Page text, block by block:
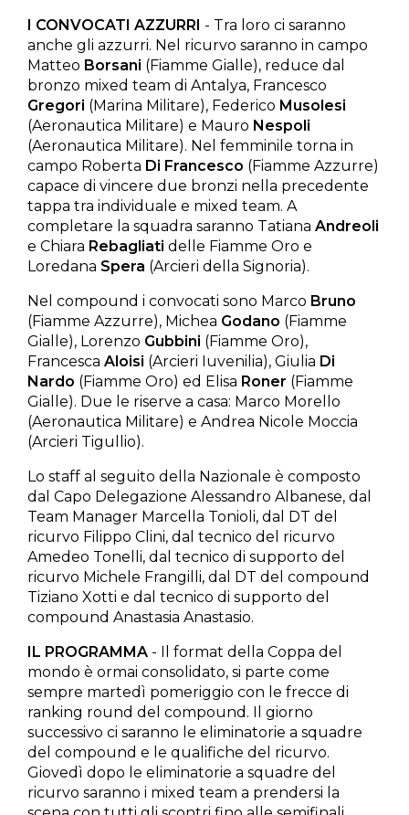
I CONVOCATI AZZURRI - Tra loro ci saranno
anche gli azzurri. Nel ricurvo saranno in campo
Matteo Borsani (Fiamme Gialle), reduce dal
bronzo mixed team di Antalya, Francesco
Gregori (Marina Militare), Federico Musolesi
(Aeronautica Militare) e Mauro Nespoli
(Aeronautica Militare). Nel femminile torna in
campo Roberta Di Francesco (Fiamme Azzurre)
capace di vincere due bronzi nella precedente
tappa tra individuale e mixed team. A
completare la squadra saranno Tatiana Andreoli
e Chiara Rebagliati delle Fiamme Oro e
Loredana Spera (Arcieri della Signoria).
Nel compound i convocati sono Marco Bruno
(Fiamme Azzurre), Michea Godano (Fiamme
Gialle), Lorenzo Gubbini (Fiamme Oro),
Francesca Aloisi (Arcieri Iuvenilia), Giulia Di
Nardo (Fiamme Oro) ed Elisa Roner (Fiamme
Gialle). Due le riserve a casa: Marco Morello
(Aeronautica Militare) e Andrea Nicole Moccia
(Arcieri Tigullio).
Lo staff al seguito della Nazionale è composto
dal Capo Delegazione Alessandro Albanese, dal
Team Manager Marcella Tonioli, dal DT del
ricurvo Filippo Clini, dal tecnico del ricurvo
Amedeo Tonelli, dal tecnico di supporto del
ricurvo Michele Frangilli, dal DT del compound
Tiziano Xotti e dal tecnico di supporto del
compound Anastasia Anastasio.
IL PROGRAMMA - Il format della Coppa del
mondo è ormai consolidato, si parte come
sempre martedì pomeriggio con le frecce di
ranking round del compound. Il giorno
successivo ci saranno le eliminatorie a squadre
del compound e le qualifiche del ricurvo.
Giovedì dopo le eliminatorie a squadre del
ricurvo saranno i mixed team a prendersi la